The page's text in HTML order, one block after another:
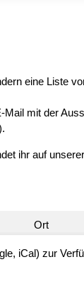
eine Liste
mit der
ihr auf unserer
Ort
iCal) zur